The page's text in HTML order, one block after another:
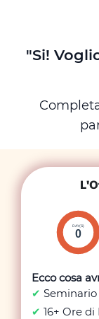
"Si!
DAY(S)
0
Ecco cosa
✔
✔ 16+ Ore